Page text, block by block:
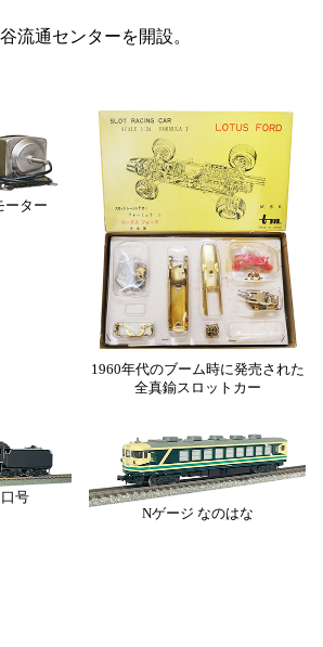
流通センターを開設。
ーター
1960年代のブーム時に発売された
全真鍮スロットカー
号
Nゲージ なのはな